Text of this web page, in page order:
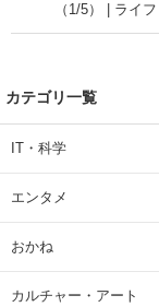
（1/5） | ライ
カテゴリ一覧
IT・科学
エンタメ
おかね
カルチャー・アート